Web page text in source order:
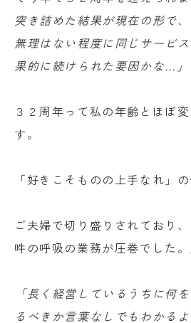
突き詰めた結果が現在の形で
無理はない程度に同じサービ
果的に続けられた要因かな…」
３２周年って私の年齢とほぼ
す。
「好きこそものの上手なれ」
ご夫婦で切り盛りされており
吽の呼吸の業務が圧巻でした。
「長く経営しているうちに何
るべきか言葉なしでもわかるよ